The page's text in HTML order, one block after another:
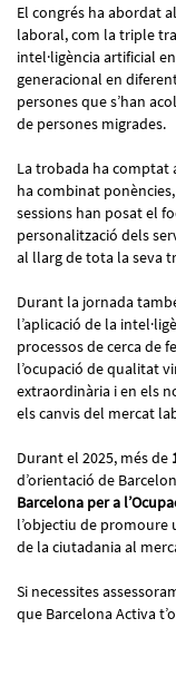
El congrés ha abordat
laboral, com la triple
intel·ligència artificial
generacional en
persones que s’han
de persones migrades.
La trobada ha comptat
ha combinat
sessions han posat el
personalització dels
al llarg de tota la seva
Durant la jornada
l’aplicació de la
processos de cerca de
l’ocupació de qualitat
extraordinària i en els
els canvis del mercat
Durant el 2025, més de
d’orientació de
Barcelona per a
l’objectiu de promoure
de la ciutadania al
Si necessites
que Barcelona Activa